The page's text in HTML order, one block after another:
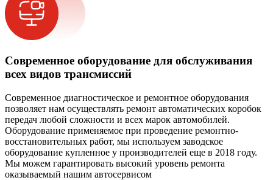
Современное оборудование для обслуживания
всех видов трансмиссий
Современное диагностическое и ремонтное оборудования
позволяет нам осуществлять ремонт автоматических коробок
передач любой сложности и всех марок автомобилей.
Оборудование применяемое при проведение ремонтно-
восстановительных работ, мы используем заводское
оборудование купленное у производителей еще в 2018 году.
Мы можем гарантировать высокий уровень ремонта
оказываемый нашим автосервисом